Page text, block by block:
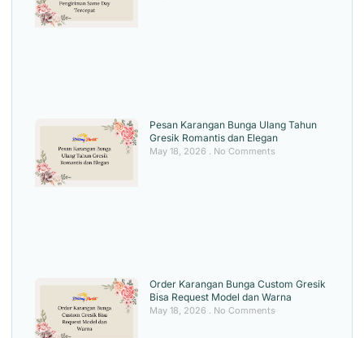
Pesan Karangan Bunga Ulang Tahun
Gresik Romantis dan Elegan
May 18, 2026 No Comments
Order Karangan Bunga Custom Gresik
Bisa Request Model dan Warna
May 18, 2026 No Comments